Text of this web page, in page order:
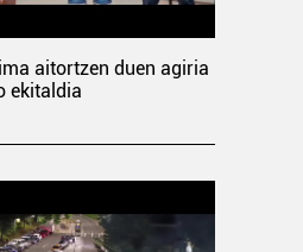
aitortzen duen agiria
ekitaldia